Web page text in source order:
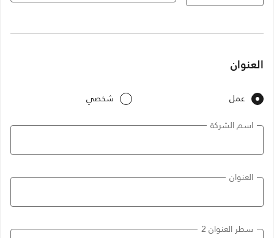
العنوان
عمل
شخصي
اسم الشركة
العنوان
سطر العنوان 2